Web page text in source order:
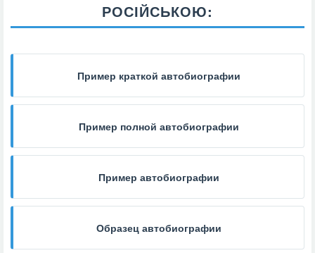
РОСІЙСЬКОЮ:
Пример краткой автобиографии
Пример полной автобиографии
Пример автобиографии
Образец автобиографии